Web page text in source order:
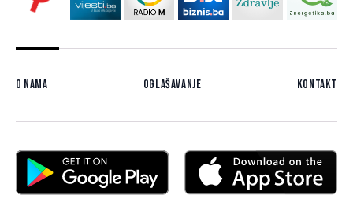
O nama Oglašavanje Kontakt